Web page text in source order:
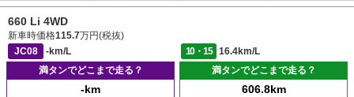
660 Li 4WD
新車時価格115.7万円(税抜)
JC08
-km/L 10・15
16.4km/L
満タンでどこまで走る？
-km
満タンでどこまで走る？
606.8km